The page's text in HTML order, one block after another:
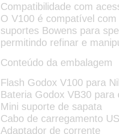
Compatibilidade com
O V100 é compatível
suportes Bowens para
permitindo refinar e
Conteúdo da embalagem
Flash Godox V100 para
Bateria Godox VB30
Mini suporte de sapata
Cabo de carregamento
Adaptador de corrente